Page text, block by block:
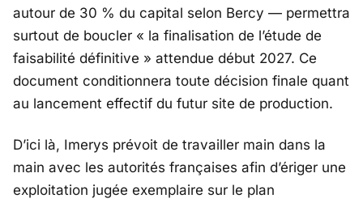
autour de 30 % du capital selon Bercy — permettra
surtout de boucler « la finalisation de l’étude de
faisabilité définitive » attendue début 2027. Ce
document conditionnera toute décision finale quant
au lancement effectif du futur site de production.
D’ici là, Imerys prévoit de travailler main dans la
main avec les autorités françaises afin d’ériger une
exploitation jugée exemplaire sur le plan